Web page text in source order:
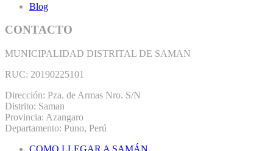
Blog
CONTACTO
MUNICIPALIDAD DISTRITAL DE SAMAN
RUC: 20190225101
Dirección: Pza. de Armas Nro. S/N
Distrito: Saman
Provincia: Azangaro
Departamento: Puno, Perú
COMO LLEGAR A SAMÁN